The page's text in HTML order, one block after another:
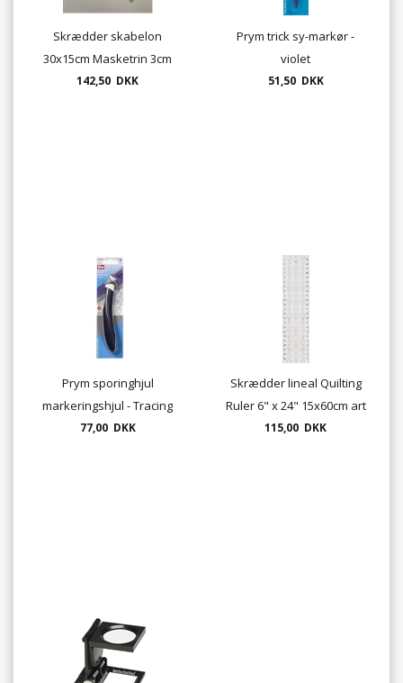
Skrædder skabelon
30x15cm Masketrin 3cm
142,50 DKK
Prym trick sy-markør -
violet
51,50 DKK
Prym sporinghjul
markeringshjul - Tracing
wheel
77,00 DKK
Skrædder lineal Quilting
Ruler 6" x 24" 15x60cm art
QS1
115,00 DKK